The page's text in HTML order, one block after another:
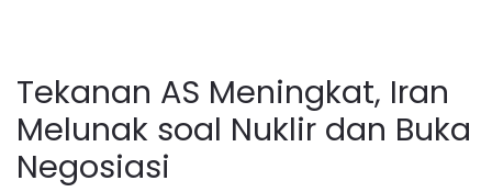
Tekanan AS Meningkat, Iran
Melunak soal Nuklir dan Buka
Negosiasi